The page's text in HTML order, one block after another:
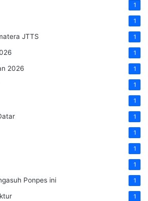
1
1
JTTS 1
1
2026 1
1
1
1
1
1
1
Ponpes ini 1
1